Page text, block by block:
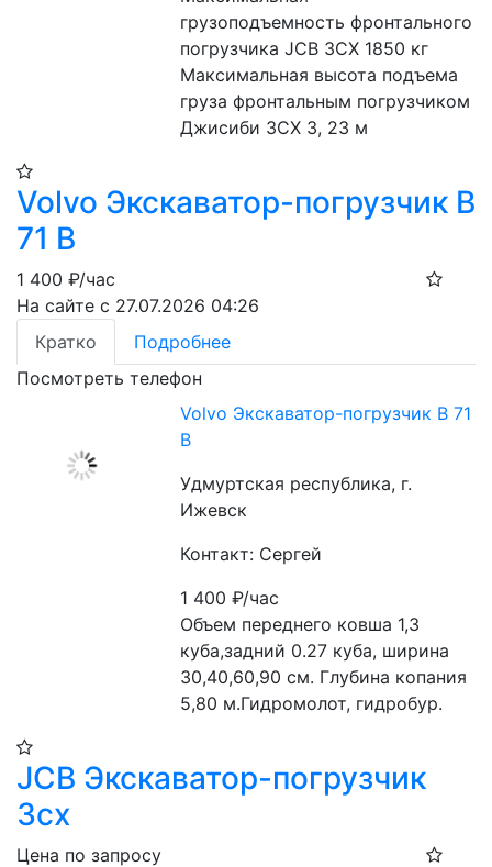
грузоподъемность фронтального
погрузчика JCB 3CX 1850 кг
Максимальная высота подъема
груза фронтальным погрузчиком
Джисиби 3СХ 3, 23 м
Volvo Экскаватор-погрузчик B
71 B
1 400 ₽/час
На сайте с 27.07.2026 04:26
Кратко
Подробнее
Посмотреть телефон
Volvo Экскаватор-погрузчик B 71
B
Удмуртская республика, г.
Ижевск
Контакт: Сергей
1 400₽/час
Объем переднего ковша 1,3
куба,задний 0.27 куба, ширина
30,40,60,90 см. Глубина копания
5,80 м.Гидромолот, гидробур.
JCB Экскаватор-погрузчик
3cx
Цена по запросу